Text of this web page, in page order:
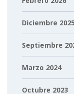
Diciembre 2025
Septiembre
Marzo 2024
Octubre 2023